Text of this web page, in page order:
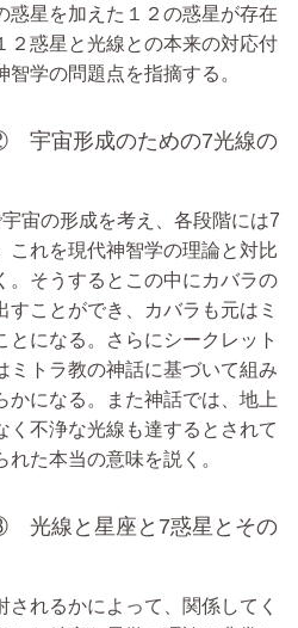
惑星を加えた１２の惑星が存在
２惑星と光線との本来の対応付
学の問題点を指摘する。
宇宙形成のための7光線の
宙の形成を考え、各段階には7
これを現代神智学の理論と対比
。そうするとこの中にカバラの
ことができ、カバラも元はミ
とになる。さらにシークレット
ミトラ教の神話に基づいて組み
かになる。また神話では、地上
く不浄な光線も達するとされて
た本当の意味を説く。
光線と星座と7惑星とその
れるかによって、関係してく